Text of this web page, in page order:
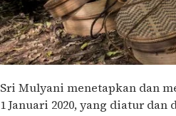
Sri Mulyani menetapkan dan
1 Januari 2020, yang diatur